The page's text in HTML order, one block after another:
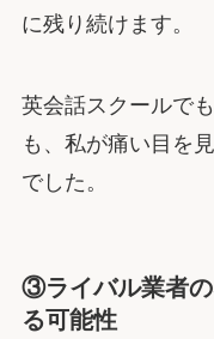
に残り続けます。
英会話スクールで
も、私が痛い目を
でした。
③ライバル業者
る可能性